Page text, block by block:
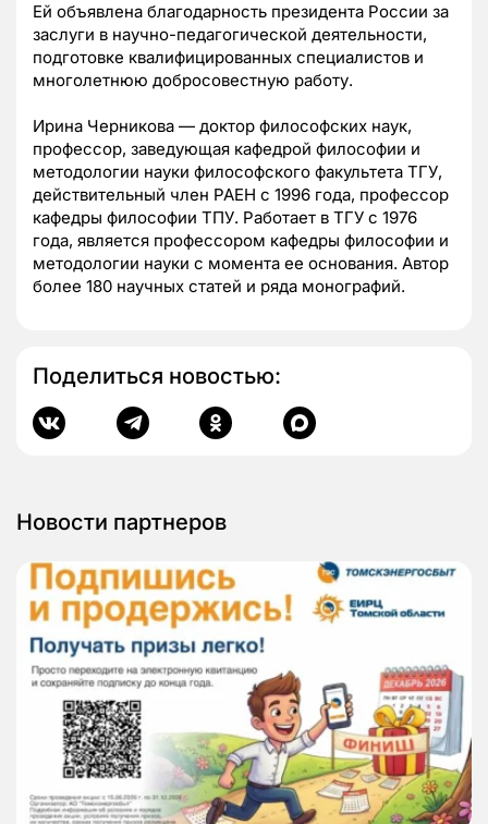
Ей объявлена благодарность президента России за
заслуги в научно-педагогической деятельности,
подготовке квалифицированных специалистов и
многолетнюю добросовестную работу.
Ирина Черникова — доктор философских наук,
профессор, заведующая кафедрой философии и
методологии науки философского факультета ТГУ,
действительный член РАЕН с 1996 года, профессор
кафедры философии ТПУ. Работает в ТГУ с 1976
года, является профессором кафедры философии и
методологии науки с момента ее основания. Автор
более 180 научных статей и ряда монографий.
Поделиться новостью:
Новости партнеров